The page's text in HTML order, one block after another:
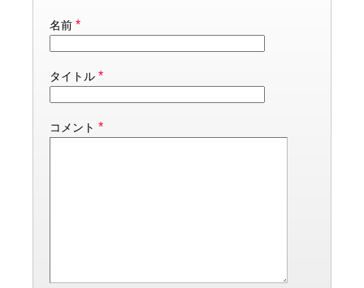
名前 *
タイトル *
コメント *